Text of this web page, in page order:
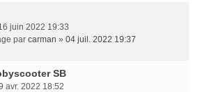
juin 2022 19:33
par carman » 04 juil. 2022 19:37
SB
avr. 2022 18:52